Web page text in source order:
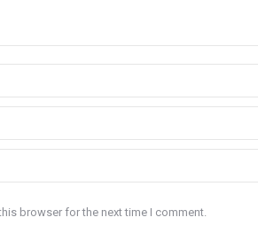
browser for the next time I comment.